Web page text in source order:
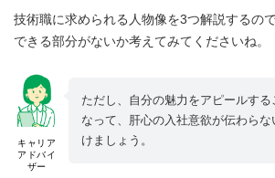
技術職に求められる人物像を3つ解説するの
できる部分がないか考えてみてくださいね。
キャリア
アドバイ
ザー
ただし、自分の魅力をアピールする
なって、肝心の入社意欲が伝わら
けましょう。